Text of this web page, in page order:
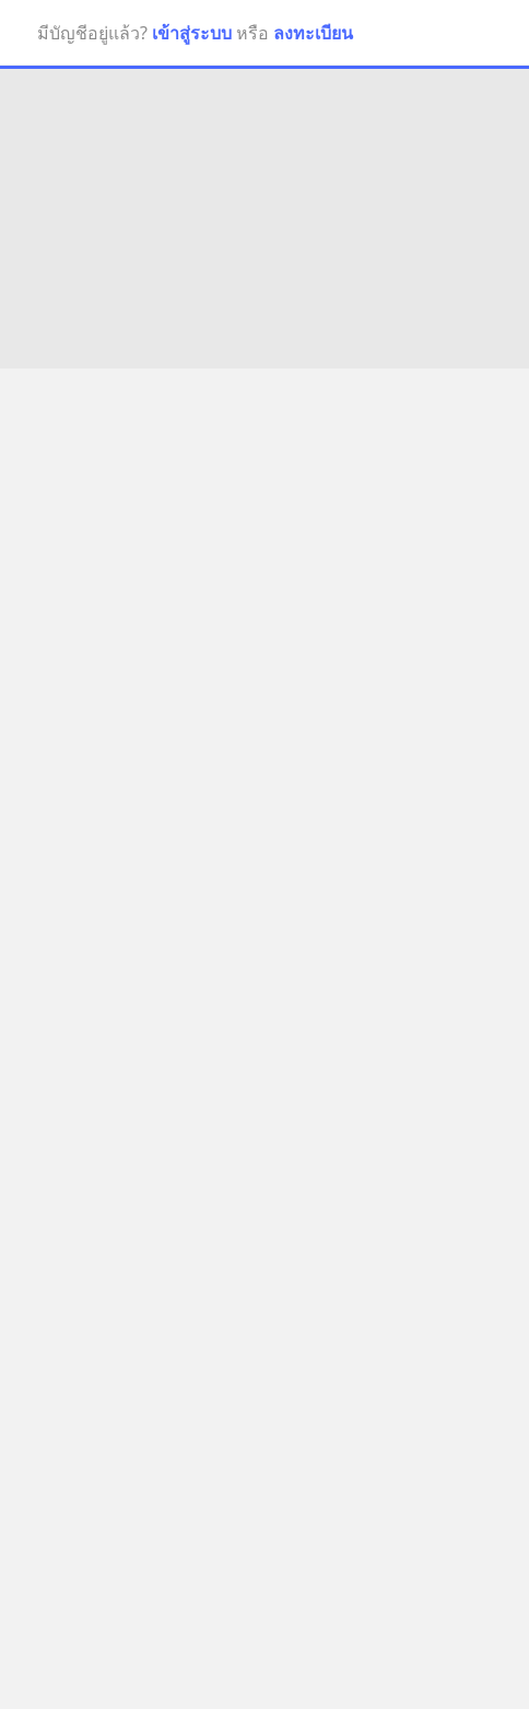
มีบัญชีอยู่แล้ว? เข้าสู่ระบบ หรือ ลงทะเบียน